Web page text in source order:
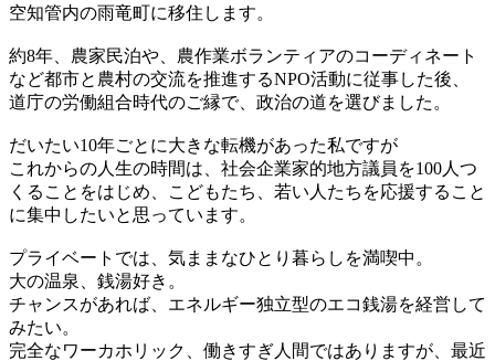
空知管内の雨竜町に移住します。
約8年、農家民泊や、農作業ボランティアのコーディネート
など都市と農村の交流を推進するNPO活動に従事した後、
道庁の労働組合時代のご縁で、政治の道を選びました。
だいたい10年ごとに大きな転機があった私ですが
これからの人生の時間は、社会企業家的地方議員を100人つ
くることをはじめ、こどもたち、若い人たちを応援すること
に集中したいと思っています。
プライベートでは、気ままなひとり暮らしを満喫中。
大の温泉、銭湯好き。
チャンスがあれば、エネルギー独立型のエコ銭湯を経営して
みたい。
完全なワーカホリック、働きすぎ人間ではありますが、最近